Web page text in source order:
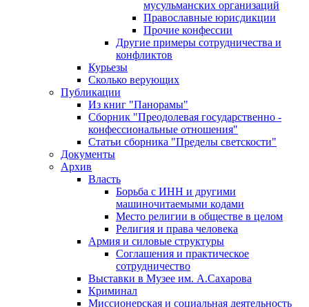
мусульманских организаций
Православные юрисдикции
Прочие конфессии
Другие примеры сотрудничества и
конфликтов
Курьезы
Сколько верующих
Публикации
Из книг "Панорамы"
Сборник "Преодолевая государственно -
конфессиональные отношения"
Статьи сборника "Пределы светскости"
Документы
Архив
Власть
Борьба с ИНН и другими
машиночитаемыми кодами
Место религии в обществе в целом
Религия и права человека
Армия и силовые структуры
Соглашения и практическое
сотрудничество
Выставки в Музее им. А.Сахарова
Криминал
Миссионерская и социальная деятельность